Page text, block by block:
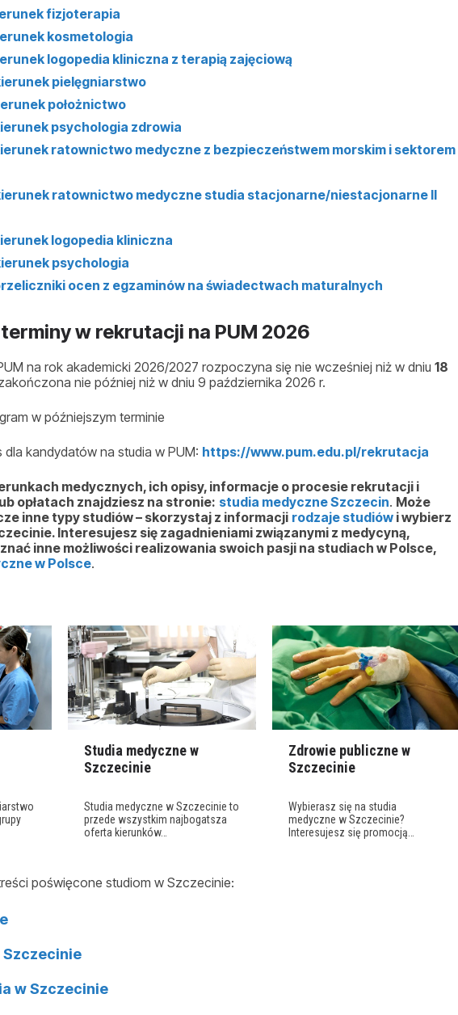
fizjoterapia
kosmetologia
logopedia kliniczna z terapią zajęciową
pielęgniarstwo
położnictwo
psychologia zdrowia
ratownictwo medyczne z bezpieczeństwem morskim i sektorem
kierunek ratownictwo medyczne studia stacjonarne/niestacjonarne II
logopedia kliniczna
psychologia
ocen z egzaminów na świadectwach maturalnych
w rekrutacji na PUM 2026
na rok akademicki 2026/2027 rozpoczyna się nie wcześniej niż w dniu 18
nie później niż w dniu 9 października 2026 r.
w późniejszym terminie
kandydatów na studia w PUM: https://www.pum.edu.pl/rekrutacja
medycznych, ich opisy, informacje o procesie rekrutacji i
opłatach znajdziesz na stronie: studia medyczne Szczecin. Może
inne typy studiów – skorzystaj z informacji rodzaje studiów i wybierz
Interesujesz się zagadnieniami związanymi z medycyną,
inne możliwości realizowania swoich pasji na studiach w Polsce,
w Polsce.
Studia medyczne w
Szczecinie
Studia medyczne w Szczecinie to
przede wszystkim najbogatsza
oferta kierunków…
Zdrowie publiczne w
Szczecinie
Wybierasz się na studia
medyczne w Szczecinie?
Interesujesz się promocją…
poświęcone studiom w Szczecinie:
w Szczecinie